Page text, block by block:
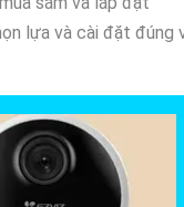
lựa và cài đặt đúng